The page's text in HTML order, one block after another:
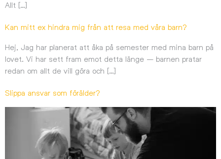
Allt […]
Kan mitt ex hindra mig från att resa med våra barn?
Hej, Jag har planerat att åka på semester med mina barn på
lovet. Vi har sett fram emot detta länge – barnen pratar
redan om allt de vill göra och […]
Slippa ansvar som förälder?